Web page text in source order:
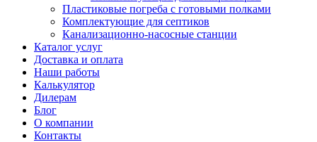
Пластиковые погреба с готовыми полками
Комплектующие для септиков
Канализационно-насосные станции
Каталог услуг
Доставка и оплата
Наши работы
Калькулятор
Дилерам
Блог
О компании
Контакты